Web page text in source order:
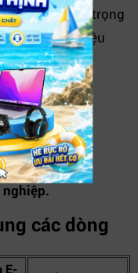
yếu tố quan trọng
bằng giữa hiệu
thiết bị.
nghiệp.
các dòng
E-